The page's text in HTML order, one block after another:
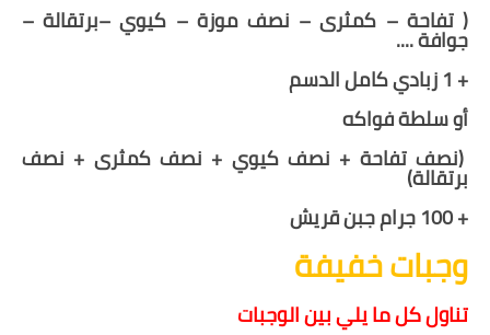
( تفاحة – كمثرى – نصف موزة – كيوي –برتقالة –
جوافة ....
+ 1 زبادي كامل الدسم
أو سلطة فواكه
(نصف تفاحة + نصف كيوي + نصف كمثرى + نصف
برتقالة)
+ 100 جرام جبن قريش
وجبات خفيفة
تناول كل ما يلي بين الوجبات